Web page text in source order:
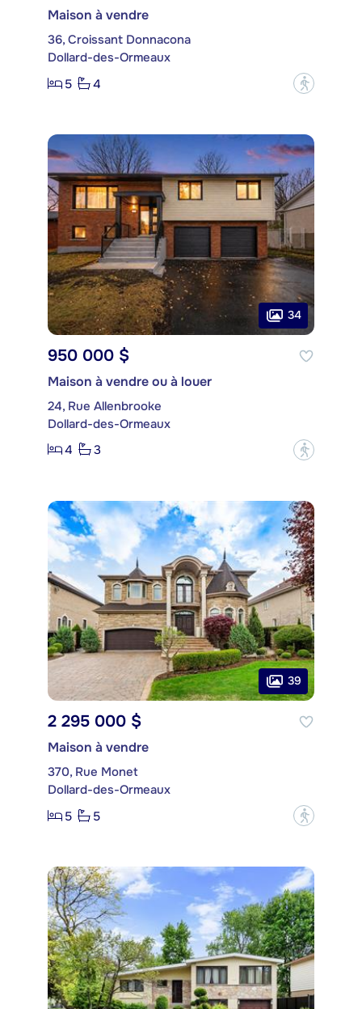
Maison à vendre
36, Croissant Donnacona
Dollard-des-Ormeaux
5
4 ?
34
950 000 $
Maison à vendre ou à louer
24, Rue Allenbrooke
Dollard-des-Ormeaux
4
3 ?
39
2 295 000 $
Maison à vendre
370, Rue Monet
Dollard-des-Ormeaux
5
5 ?